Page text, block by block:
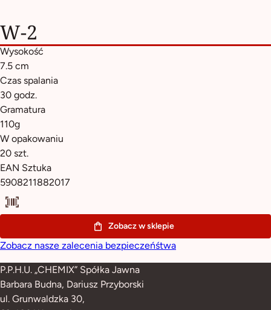
W-2
Wysokość
7.5 cm
Czas spalania
30 godz.
Gramatura
110g
W opakowaniu
20 szt.
EAN Sztuka
5908211882017
Zobacz w sklepie
Zobacz nasze zalecenia bezpieczeńśtwa
P.P.H.U. „CHEMIX” Spółka Jawna
Barbara Budna, Dariusz Przyborski
ul. Grunwaldzka 30,